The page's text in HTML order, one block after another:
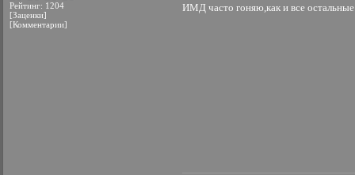
Рейтинг: 1204
[Заценки]
[Комментарии]
ИМД часто гоняю,как и все